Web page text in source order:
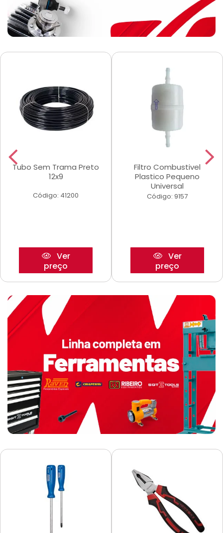
Tubo Sem Trama Preto
12x9
Código: 41200
Ver
preço
Filtro Combustivel
Plastico Pequeno
Universal
Código: 9157
Ver
preço